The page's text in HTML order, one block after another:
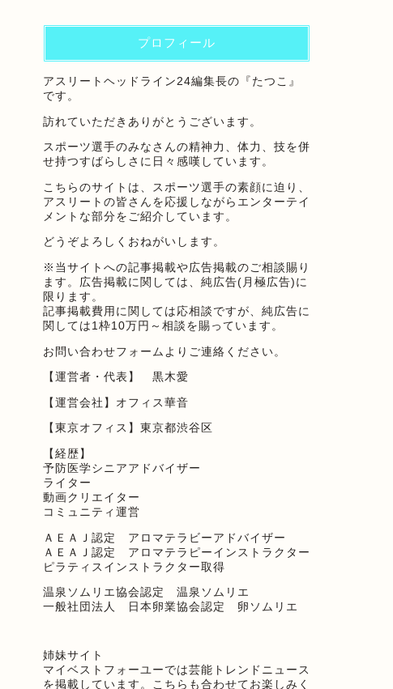
プロフィール
アスリートヘッドライン24編集長の『たつこ』
です。
訪れていただきありがとうございます。
スポーツ選手のみなさんの精神力、体力、技を併
せ持つすばらしさに日々感嘆しています。
こちらのサイトは、スポーツ選手の素顔に迫り、
アスリートの皆さんを応援しながらエンターテイ
メントな部分をご紹介しています。
どうぞよろしくおねがいします。
※当サイトへの記事掲載や広告掲載のご相談賜り
ます。広告掲載に関しては、純広告(月極広告)に
限ります。
記事掲載費用に関しては応相談ですが、純広告に
関しては1枠10万円～相談を賜っています。
お問い合わせフォーム よりご連絡ください。
【運営者・代表】 黒木愛
【運営会社】オフィス華音
【東京オフィス】東京都渋谷区
【経歴】
予防医学シニアアドバイザー
ライター
動画クリエイター
コミュニティ運営
ＡＥＡＪ認定 アロマテラビーアドバイザー
ＡＥＡＪ認定 アロマテラピーインストラクター
ピラティスインストラクター取得
温泉ソムリエ協会認定 温泉ソムリエ
一般社団法人 日本卵業協会認定 卵ソムリエ
姉妹サイト
マイベストフォーユー では芸能トレンドニュース
を掲載しています。こちらも合わせてお楽しみく